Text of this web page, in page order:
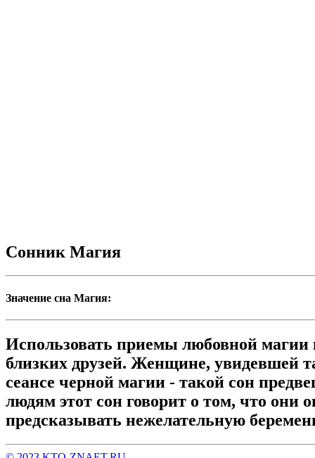
Сонник Магия
Значение сна Магия:
Использовать приемы любовной магии
близких друзей. Женщине, увидевшей
сеансе черной магии - такой сон
людям этот сон говорит о том, что они
предсказывать нежелательную